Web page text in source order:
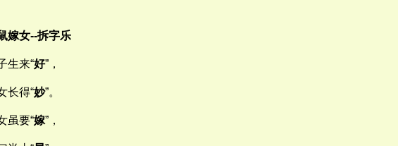
嫁女--拆字乐
生来“好”，
长得“妙”。
虽要“嫁”，